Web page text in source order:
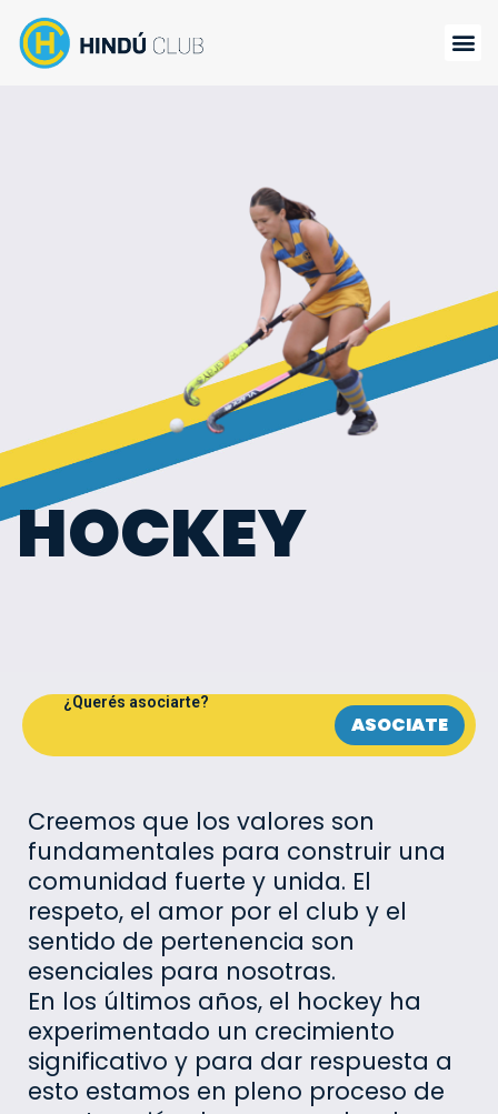
HOCKEY
¿Querés asociarte?
ASOCIATE
Creemos que los valores son
fundamentales para construir una
comunidad fuerte y unida. El
respeto, el amor por el club y el
sentido de pertenencia son
esenciales para nosotras.
En los últimos años, el hockey ha
experimentado un crecimiento
significativo y para dar respuesta a
esto estamos en pleno proceso de